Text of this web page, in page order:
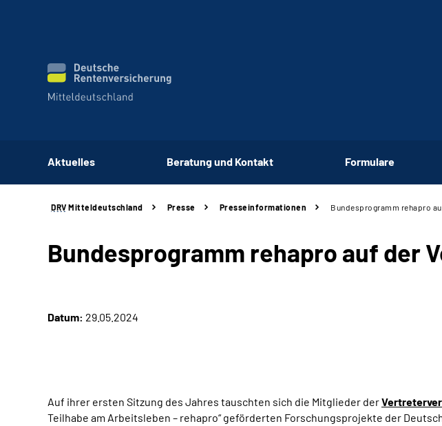
Aktuelles Beratung und Kontakt Formulare
DRV Mitteldeutschland Presse Presseinformationen Bundesprogramm rehapro
Bundesprogramm rehapro auf der
Datum: 29.05.2024
Auf ihrer ersten Sitzung des Jahres tauschten sich die Mitglieder der
Teilhabe am Arbeitsleben – rehapro“ geförderten Forschungsprojekte der